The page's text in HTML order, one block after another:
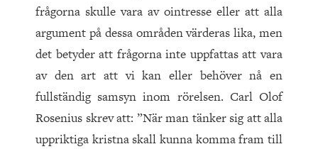
frågorna skulle vara av ointresse eller att alla
argument på dessa områden värderas lika, men
det betyder att frågorna inte uppfattas att vara
av den art att vi kan eller behöver nå en
fullständig samsyn inom rörelsen. Carl Olof
Rosenius skrev att: ”När man tänker sig att alla
uppriktiga kristna skall kunna komma fram till